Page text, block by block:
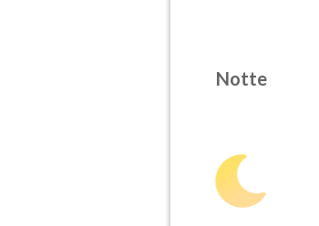
Notte